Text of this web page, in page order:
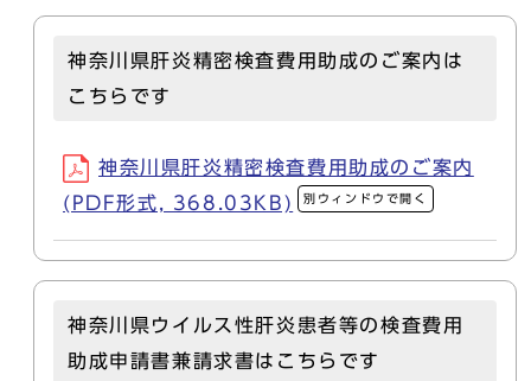
神奈川県肝炎精密検査費用助成のご案内は
こちらです
神奈川県肝炎精密検査費用助成のご案内
(PDF形式, 368.03KB)
別ウィンドウで開く
神奈川県ウイルス性肝炎患者等の検査費用
助成申請書兼請求書はこちらです